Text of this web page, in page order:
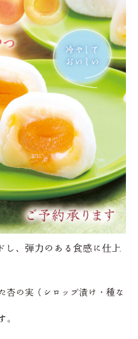
し、弾力のある食感に仕上
杏の実（シロップ漬け・種な
。